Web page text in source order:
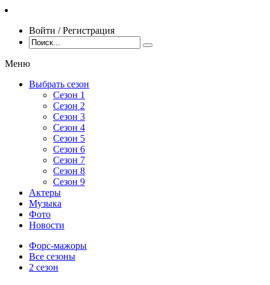
Войти / Регистрация
Меню
Выбрать сезон
Сезон 1
Сезон 2
Сезон 3
Сезон 4
Сезон 5
Сезон 6
Сезон 7
Сезон 8
Сезон 9
Актеры
Музыка
Фото
Новости
Форс-мажоры
Все сезоны
2 сезон